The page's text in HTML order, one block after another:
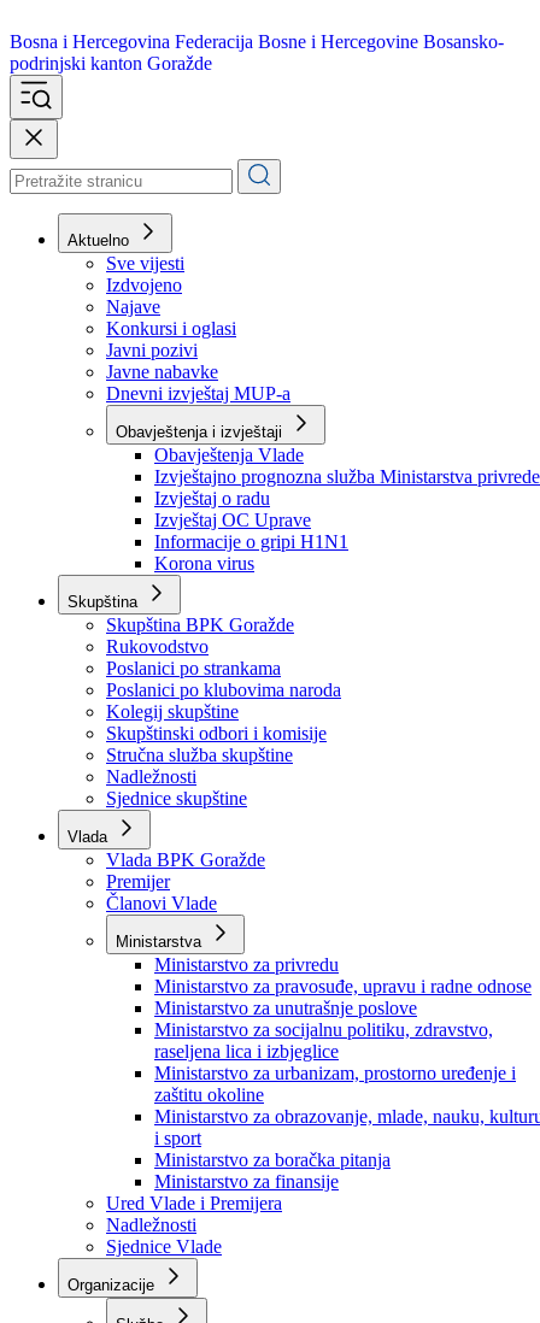
Bosna i Hercegovina
podrinjski kanton Goražde
Aktuelno
Sve vijesti
Izdvojeno
Najave
Konkursi i oglasi
Javni pozivi
Javne nabavke
Dnevni izvještaj MUP-a
Obavještenja i izvještaji
Obavještenja Vlade
Izvještajno prognozna služba Ministarstva privrede
Izvještaj o radu
Izvještaj OC Uprave
Informacije o gripi H1N1
Korona virus
Skupština
Skupština BPK Goražde
Rukovodstvo
Poslanici po strankama
Poslanici po klubovima naroda
Kolegij skupštine
Skupštinski odbori i komisije
Stručna služba skupštine
Nadležnosti
Sjednice skupštine
Vlada
Vlada BPK Goražde
Premijer
Članovi Vlade
Ministarstva
Ministarstvo za privredu
Ministarstvo za pravosuđe, upravu i radne odnose
Ministarstvo za unutrašnje poslove
Ministarstvo za socijalnu politiku, zdravstvo,
raseljena lica i izbjeglice
Ministarstvo za urbanizam, prostorno uređenje i
zaštitu okoline
Ministarstvo za obrazovanje, mlade, nauku,
i sport
Ministarstvo za boračka pitanja
Ministarstvo za finansije
Ured Vlade i Premijera
Nadležnosti
Sjednice Vlade